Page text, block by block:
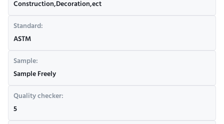
Construction,Decoration,ect
Standard:
ASTM
Sample:
Sample Freely
Quality checker:
5